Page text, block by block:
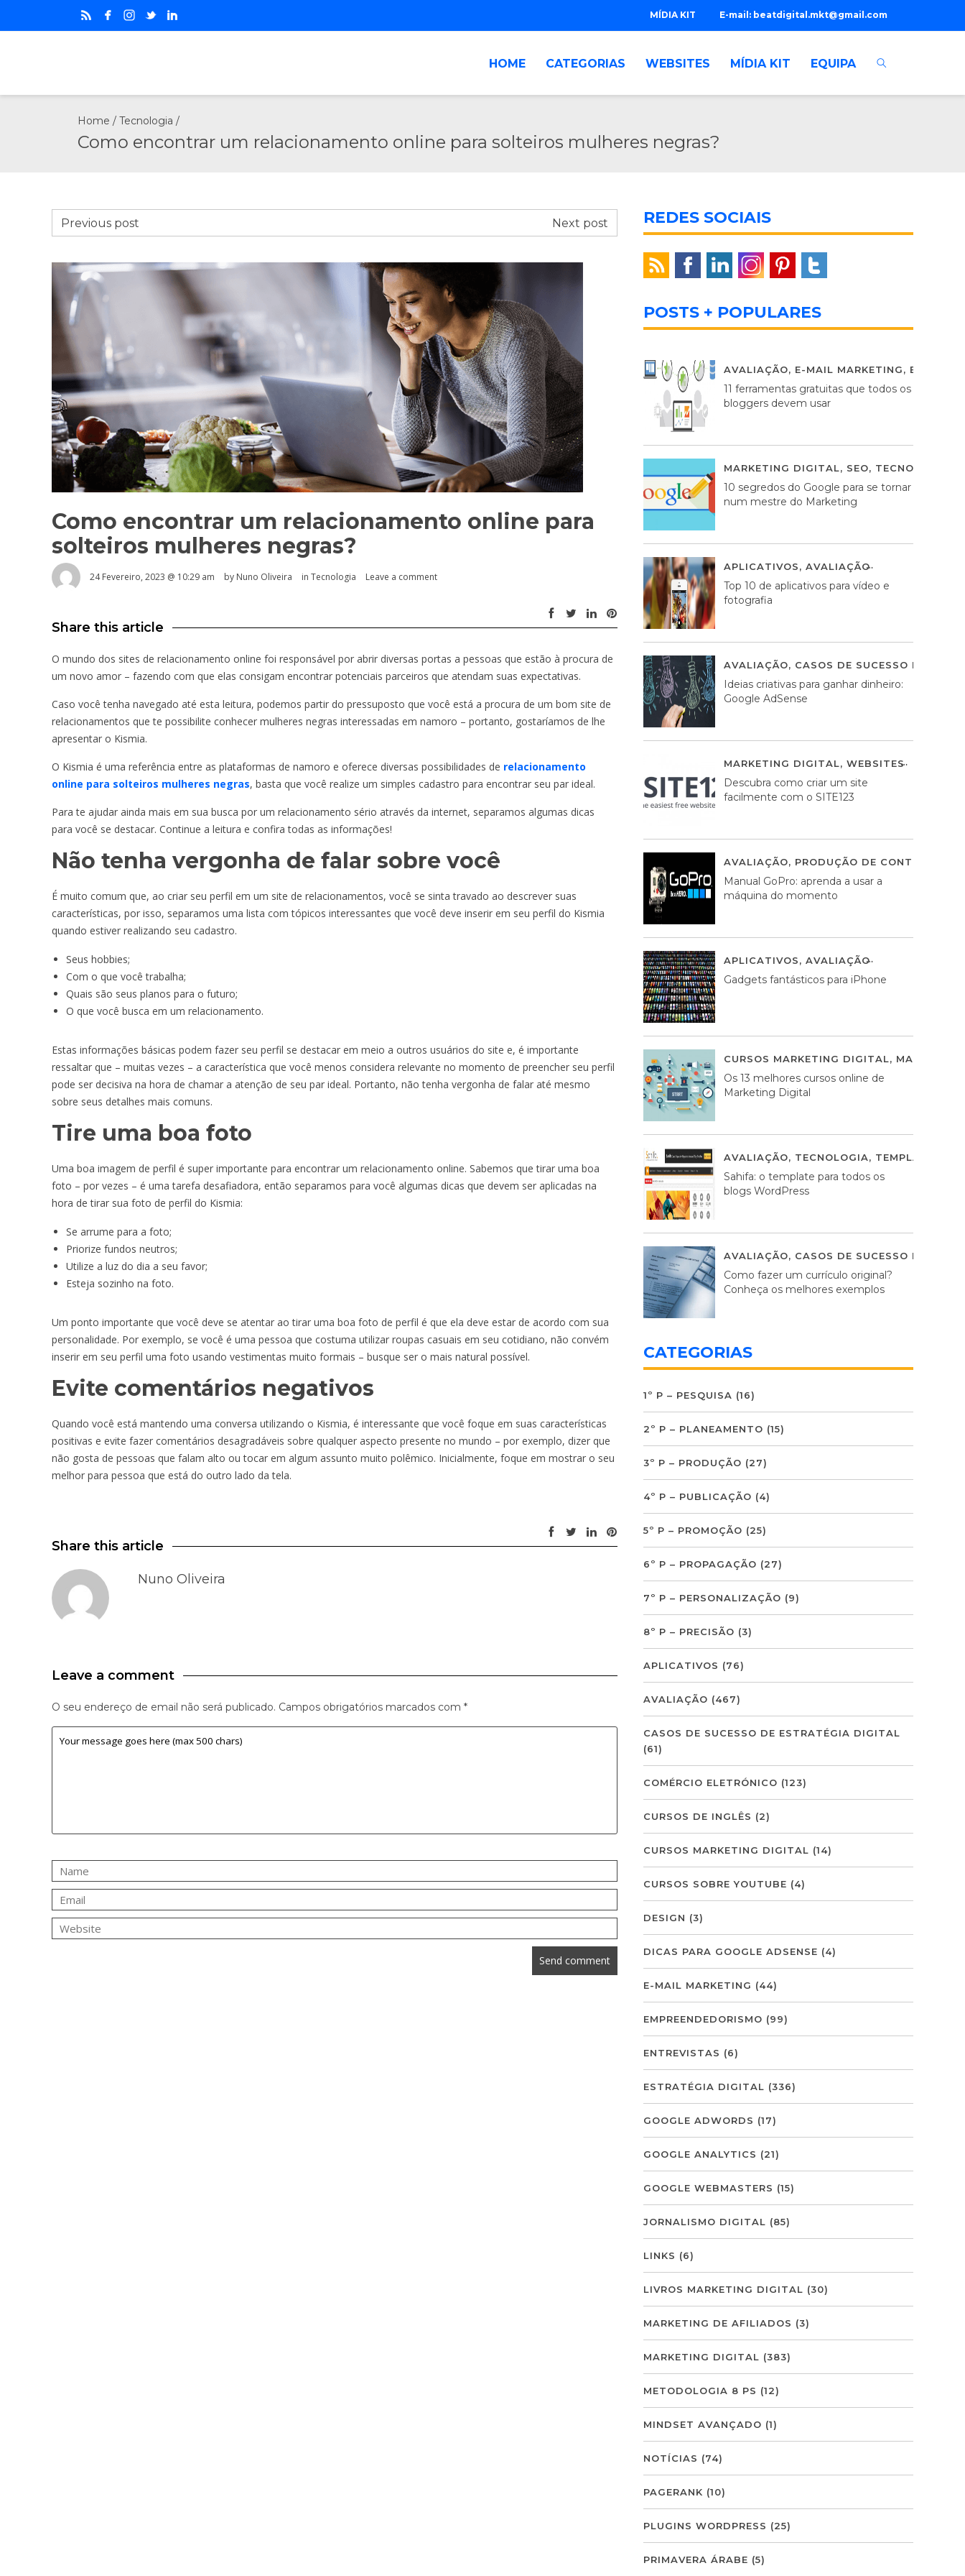
E-mail: beatdigital.mkt@gmail.com
MÍDIA KIT
HOME CATEGORIAS WEBSITES MÍDIA KIT EQUIPA
Home / Tecnologia /
Como encontrar um relacionamento online para solteiros mulheres negras?
Previous post Next post
Como encontrar um relacionamento online para
solteiros mulheres negras?
24 Fevereiro, 2023 @ 10:29 am by Nuno Oliveira in Tecnologia Leave a comment
Share this article
O mundo dos sites de relacionamento online foi responsável por abrir diversas portas a pessoas que estão à procura de
um novo amor – fazendo com que elas consigam encontrar potenciais parceiros que atendam suas expectativas.
Caso você tenha navegado até esta leitura, podemos partir do pressuposto que você está a procura de um bom site de
relacionamentos que te possibilite conhecer mulheres negras interessadas em namoro – portanto, gostaríamos de lhe
apresentar o Kismia.
O Kismia é uma referência entre as plataformas de namoro e oferece diversas possibilidades de relacionamento
online para solteiros mulheres negras, basta que você realize um simples cadastro para encontrar seu par ideal.
Para te ajudar ainda mais em sua busca por um relacionamento sério através da internet, separamos algumas dicas
para você se destacar. Continue a leitura e confira todas as informações!
Não tenha vergonha de falar sobre você
É muito comum que, ao criar seu perfil em um site de relacionamentos, você se sinta travado ao descrever suas
características, por isso, separamos uma lista com tópicos interessantes que você deve inserir em seu perfil do Kismia
quando estiver realizando seu cadastro.
Seus hobbies;
Com o que você trabalha;
Quais são seus planos para o futuro;
O que você busca em um relacionamento.
Estas informações básicas podem fazer seu perfil se destacar em meio a outros usuários do site e, é importante
ressaltar que – muitas vezes – a característica que você menos considera relevante no momento de preencher seu perfil
pode ser decisiva na hora de chamar a atenção de seu par ideal. Portanto, não tenha vergonha de falar até mesmo
sobre seus detalhes mais comuns.
Tire uma boa foto
Uma boa imagem de perfil é super importante para encontrar um relacionamento online. Sabemos que tirar uma boa
foto – por vezes – é uma tarefa desafiadora, então separamos para você algumas dicas que devem ser aplicadas na
hora de tirar sua foto de perfil do Kismia:
Se arrume para a foto;
Priorize fundos neutros;
Utilize a luz do dia a seu favor;
Esteja sozinho na foto.
Um ponto importante que você deve se atentar ao tirar uma boa foto de perfil é que ela deve estar de acordo com sua
personalidade. Por exemplo, se você é uma pessoa que costuma utilizar roupas casuais em seu cotidiano, não convém
inserir em seu perfil uma foto usando vestimentas muito formais – busque ser o mais natural possível.
Evite comentários negativos
Quando você está mantendo uma conversa utilizando o Kismia, é interessante que você foque em suas características
positivas e evite fazer comentários desagradáveis sobre qualquer aspecto presente no mundo – por exemplo, dizer que
não gosta de pessoas que falam alto ou tocar em algum assunto muito polêmico. Inicialmente, foque em mostrar o seu
melhor para pessoa que está do outro lado da tela.
Share this article
Nuno Oliveira
Leave a comment
O seu endereço de email não será publicado. Campos obrigatórios marcados com *
REDES SOCIAIS
POSTS + POPULARES
AVALIAÇÃO, E-MAIL MARKETING,
11 ferramentas gratuitas que todos os
bloggers devem usar
MARKETING DIGITAL, SEO, TECNOLOGIA
10 segredos do Google para se tornar
num mestre do Marketing
APLICATIVOS, AVALIAÇÃO
Top 10 de aplicativos para vídeo e
fotografia
AVALIAÇÃO, CASOS DE SUCESSO DE
Ideias criativas para ganhar dinheiro:
Google AdSense
MARKETING DIGITAL, WEBSITES
Descubra como criar um site
facilmente com o SITE123
AVALIAÇÃO, PRODUÇÃO DE CONTEÚDOS
Manual GoPro: aprenda a usar a
máquina do momento
APLICATIVOS, AVALIAÇÃO
Gadgets fantásticos para iPhone
CURSOS MARKETING DIGITAL,
Os 13 melhores cursos online de
Marketing Digital
AVALIAÇÃO, TECNOLOGIA, TEMPLATES
Sahifa: o template para todos os
blogs WordPress
AVALIAÇÃO, CASOS DE SUCESSO DE
Como fazer um currículo original?
Conheça os melhores exemplos
CATEGORIAS
1º P – PESQUISA (16)
2º P – PLANEAMENTO (15)
3º P – PRODUÇÃO (27)
4º P – PUBLICAÇÃO (4)
5º P – PROMOÇÃO (25)
6º P – PROPAGAÇÃO (27)
7º P – PERSONALIZAÇÃO (9)
8º P – PRECISÃO (3)
APLICATIVOS (76)
AVALIAÇÃO (467)
CASOS DE SUCESSO DE ESTRATÉGIA DIGITAL
(61)
COMÉRCIO ELETRÓNICO (123)
CURSOS DE INGLÊS (2)
CURSOS MARKETING DIGITAL (14)
CURSOS SOBRE YOUTUBE (4)
DESIGN (3)
DICAS PARA GOOGLE ADSENSE (4)
E-MAIL MARKETING (44)
EMPREENDEDORISMO (99)
ENTREVISTAS (6)
ESTRATÉGIA DIGITAL (336)
GOOGLE ADWORDS (17)
GOOGLE ANALYTICS (21)
GOOGLE WEBMASTERS (15)
JORNALISMO DIGITAL (85)
LINKS (6)
LIVROS MARKETING DIGITAL (30)
MARKETING DE AFILIADOS (3)
MARKETING DIGITAL (383)
METODOLOGIA 8 PS (12)
MINDSET AVANÇADO (1)
NOTÍCIAS (74)
PAGERANK (10)
PLUGINS WORDPRESS (25)
PRIMAVERA ÁRABE (5)